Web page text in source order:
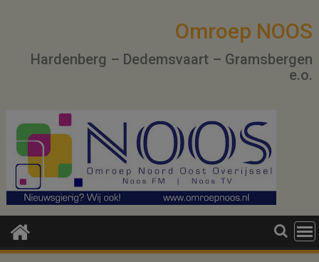
Omroep NOOS
Hardenberg – Dedemsvaart – Gramsbergen
e.o.